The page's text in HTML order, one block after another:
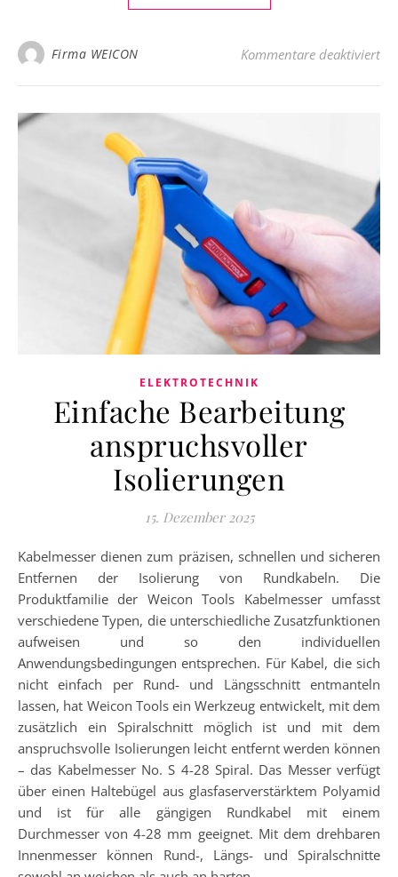
Firma WEICON Kommentare deaktiviertfür
ELEKTROTECHNIK
Einfache Bearbeitung
anspruchsvoller
Isolierungen
15. Dezember 2025
Kabelmesser dienen zum präzisen, schnellen und sicheren
Entfernen der Isolierung von Rundkabeln. Die
Produktfamilie der Weicon Tools Kabelmesser umfasst
verschiedene Typen, die unterschiedliche Zusatzfunktionen
aufweisen und so den individuellen
Anwendungsbedingungen entsprechen. Für Kabel, die sich
nicht einfach per Rund- und Längsschnitt entmanteln
lassen, hat Weicon Tools ein Werkzeug entwickelt, mit dem
zusätzlich ein Spiralschnitt möglich ist und mit dem
anspruchsvolle Isolierungen leicht entfernt werden können
– das Kabelmesser No. S 4-28 Spiral. Das Messer verfügt
über einen Haltebügel aus glasfaserverstärktem Polyamid
und ist für alle gängigen Rundkabel mit einem
Durchmesser von 4-28 mm geeignet. Mit dem drehbaren
Innenmesser können Rund-, Längs- und Spiralschnitte